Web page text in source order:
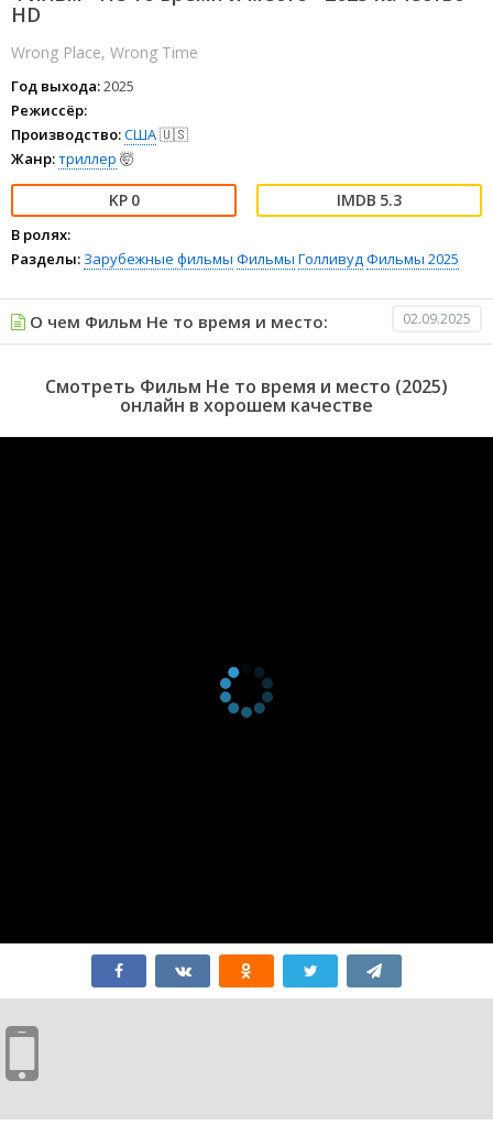
HD
Wrong Place, Wrong Time
Год выхода:2025
Режиссёр:
Производство:США🇺🇸
Жанр:триллер 🤯
0 5.3
В ролях:
Разделы: Зарубежные фильмы Фильмы ГолливудФильмы 2025
О чем Фильм Не то время и место: 02.09.2025
Смотреть Фильм Не то время и место (2025)
онлайн в хорошем качестве